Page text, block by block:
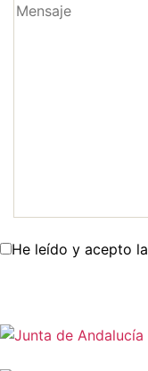
He leído y acepto la